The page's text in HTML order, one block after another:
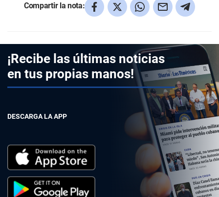
Compartir la nota:
¡Recibe las últimas noticias
en tus propias manos!
DESCARGA LA APP